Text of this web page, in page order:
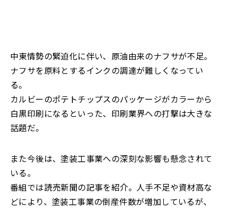
中東情勢の緊迫化に伴い、原油由来のナフサが不足。
ナフサを原料とするインクの調達が難しくなってい
る。
カルビーのポテトチップスのパッケージがカラーから
白黒印刷になるといった、印刷業界への打撃は大きな
話題だ。
また今後は、塗装工事業への深刻な影響も懸念されて
いる。
番組では読売新聞の記事を紹介。人手不足や資材高な
どにより、塗装工事業の倒産件数が増加しているが、